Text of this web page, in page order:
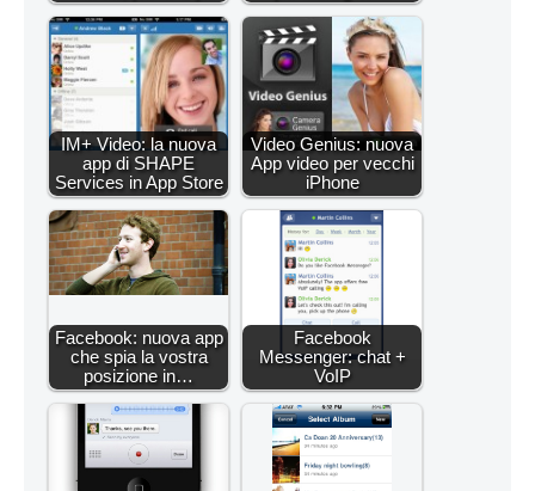
IM+ Video: la nuova
app di SHAPE
Services in App Store
Video Genius: nuova
App video per vecchi
iPhone
Facebook: nuova app
che spia la vostra
posizione in…
Facebook
Messenger: chat +
VoIP